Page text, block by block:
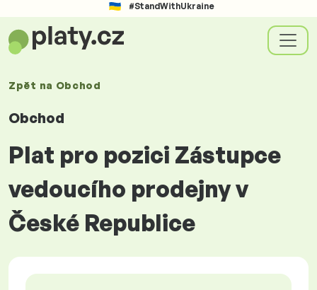
#StandWithUkraine
Zpět na Obchod
Obchod
Plat pro pozici Zástupce
vedoucího prodejny v
České Republice